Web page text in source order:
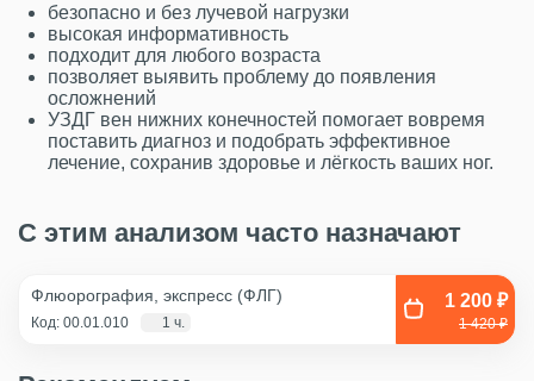
безопасно и без лучевой нагрузки
высокая информативность
подходит для любого возраста
позволяет выявить проблему до появления
осложнений
УЗДГ вен нижних конечностей помогает вовремя
поставить диагноз и подобрать эффективное
лечение, сохранив здоровье и лёгкость ваших ног.
С этим анализом часто назначают
Флюорография, экспресс (ФЛГ)
Код: 00.01.010 1 ч.
1 200 ₽
1 420 ₽